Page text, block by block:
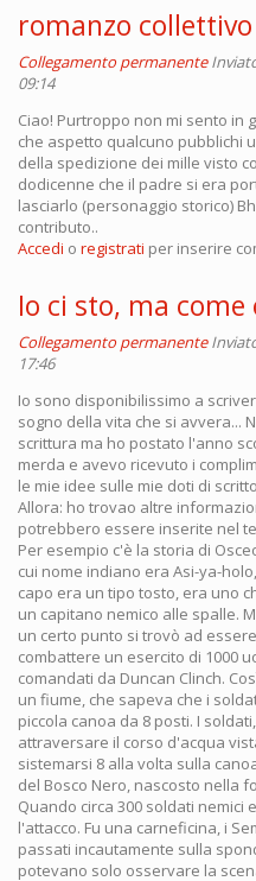
romanzo collettivo
Collegamento permanente
09:14
Ciao! Purtroppo non mi sento in
che aspetto qualcuno pubblichi
della spedizione dei mille visto
dodicenne che il padre si era
lasciarlo (personaggio storico)
contributo..
Accedi o registrati per inserire
Io ci sto, ma
Collegamento permanente
17:46
Io sono disponibilissimo a
sogno della vita che si avvera...
scrittura ma ho postato l'anno
merda e avevo ricevuto i
le mie idee sulle mie doti di
Allora: ho trovao altre
potrebbero essere inserite nel
Per esempio c'è la storia di
cui nome indiano era Asi-ya-
capo era un tipo tosto, era uno
un capitano nemico alle spalle.
un certo punto si trovò ad
combattere un esercito di 1000
comandati da Duncan Clinch.
un fiume, che sapeva che i
piccola canoa da 8 posti. I
attraversare il corso d'acqua
sistemarsi 8 alla volta sulla
del Bosco Nero, nascosto nella
Quando circa 300 soldati
l'attacco. Fu una carneficina, i
passati incautamente sulla
potevano solo osservare la